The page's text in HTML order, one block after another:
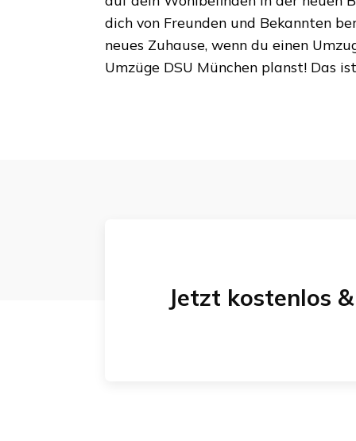
dich von Freunden und Bekannten
neues Zuhause, wenn du einen
Umzüge DSU München planst! Das
Jetzt kostenlos